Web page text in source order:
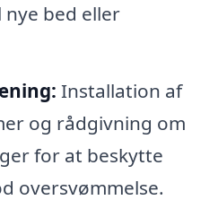
bed eller
Installation af
og rådgivning om
for at beskytte
oversvømmelse.